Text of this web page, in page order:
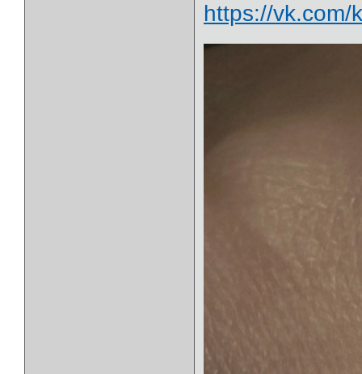
https://vk.com/